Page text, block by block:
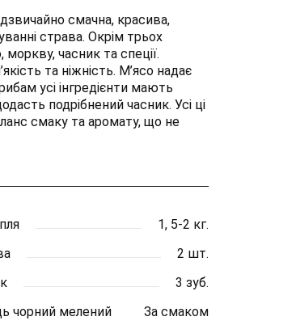
смачна, красива,
страва. Окрім трьох
часник та спеції.
та ніжність. М’ясо надає
усі інгредієнти мають
подрібнений часник. Усі ці
смаку та аромату, що не
1, 5-2 кг.
2 шт.
3 зуб.
чорний мелений За смаком